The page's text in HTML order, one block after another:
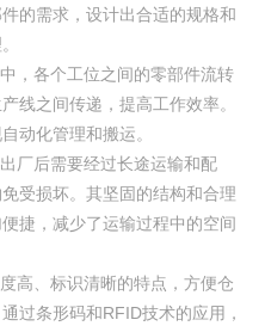
的需求，设计出合适的规格和
，各个工位之间的零部件流转
线之间传递，提高工作效率。
动化管理和搬运。
厂后需要经过长途运输和配
受损坏。其坚固的结构和合理
捷，减少了运输过程中的空间
高、标识清晰的特点，方便仓
过条形码和RFID技术的应用，